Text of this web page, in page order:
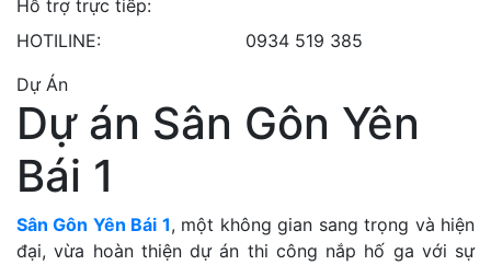
Hỗ trợ trực tiếp:
HOTILINE:
0934 519 385
Dự Án
Dự án Sân Gôn Yên
Bái 1
Sân Gôn Yên Bái 1, một không gian sang trọng và hiện
đại, vừa hoàn thiện dự án thi công nắp hố ga với sự